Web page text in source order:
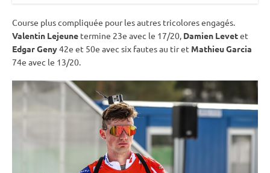
Course plus compliquée pour les autres tricolores engagés.
Valentin Lejeune termine 23e avec le 17/20, Damien Levetet
Edgar Geny42e et 50e avec six fautes au tir et Mathieu Garcia
74e avec le 13/20.